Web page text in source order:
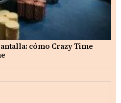
cómo Crazy Time